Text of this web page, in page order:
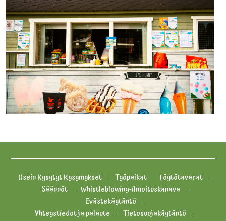
Usein Kysytyt Kysymykset Työpaikat
Löytötavarat
Säännöt
Whistleblowing-ilmoituskanava
Evästekäytäntö
Yhteystiedot ja palaute
Tietosuojakäytäntö